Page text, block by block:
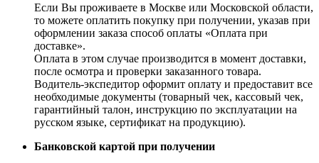
Если Вы проживаете в Москве или Московской области,
то можете оплатить покупку при получении, указав при
оформлении заказа способ оплаты «Оплата при
доставке».
Оплата в этом случае производится в момент доставки,
после осмотра и проверки заказанного товара.
Водитель-экспедитор оформит оплату и предоставит все
необходимые документы (товарный чек, кассовый чек,
гарантийный талон, инструкцию по эксплуатации на
русском языке, сертификат на продукцию).
Банковской картой при получении